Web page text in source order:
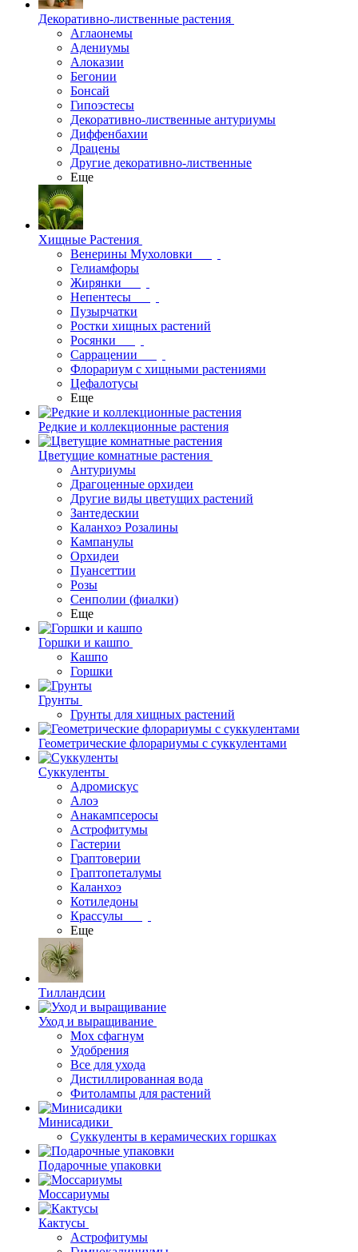
Декоративно-лиственные растения
Аглаонемы
Адениумы
Алоказии
Бегонии
Бонсай
Гипоэстесы
Декоративно-лиственные антуриумы
Диффенбахии
Драцены
Другие декоративно-лиственные
Еще
Хищные Растения
Венерины Мухоловки
Гелиамфоры
Жирянки
Непентесы
Пузырчатки
Ростки хищных растений
Росянки
Саррацении
Флорариум с хищными растениями
Цефалотусы
Еще
Редкие и коллекционные растения
Цветущие комнатные растения
Антуриумы
Драгоценные орхидеи
Другие виды цветущих растений
Зантедескии
Каланхоэ Розалины
Кампанулы
Орхидеи
Пуансеттии
Розы
Сенполии (фиалки)
Еще
Горшки и кашпо
Кашпо
Горшки
Грунты
Грунты для хищных растений
Геометрические флорариумы с суккулентами
Суккуленты
Адромискус
Алоэ
Анакампсеросы
Астрофитумы
Гастерии
Граптоверии
Граптопеталумы
Каланхоэ
Котиледоны
Крассулы
Еще
Тилландсии
Уход и выращивание
Мох сфагнум
Удобрения
Все для ухода
Дистиллированная вода
Фитолампы для растений
Минисадики
Суккуленты в керамических горшках
Подарочные упаковки
Моссариумы
Кактусы
Астрофитумы